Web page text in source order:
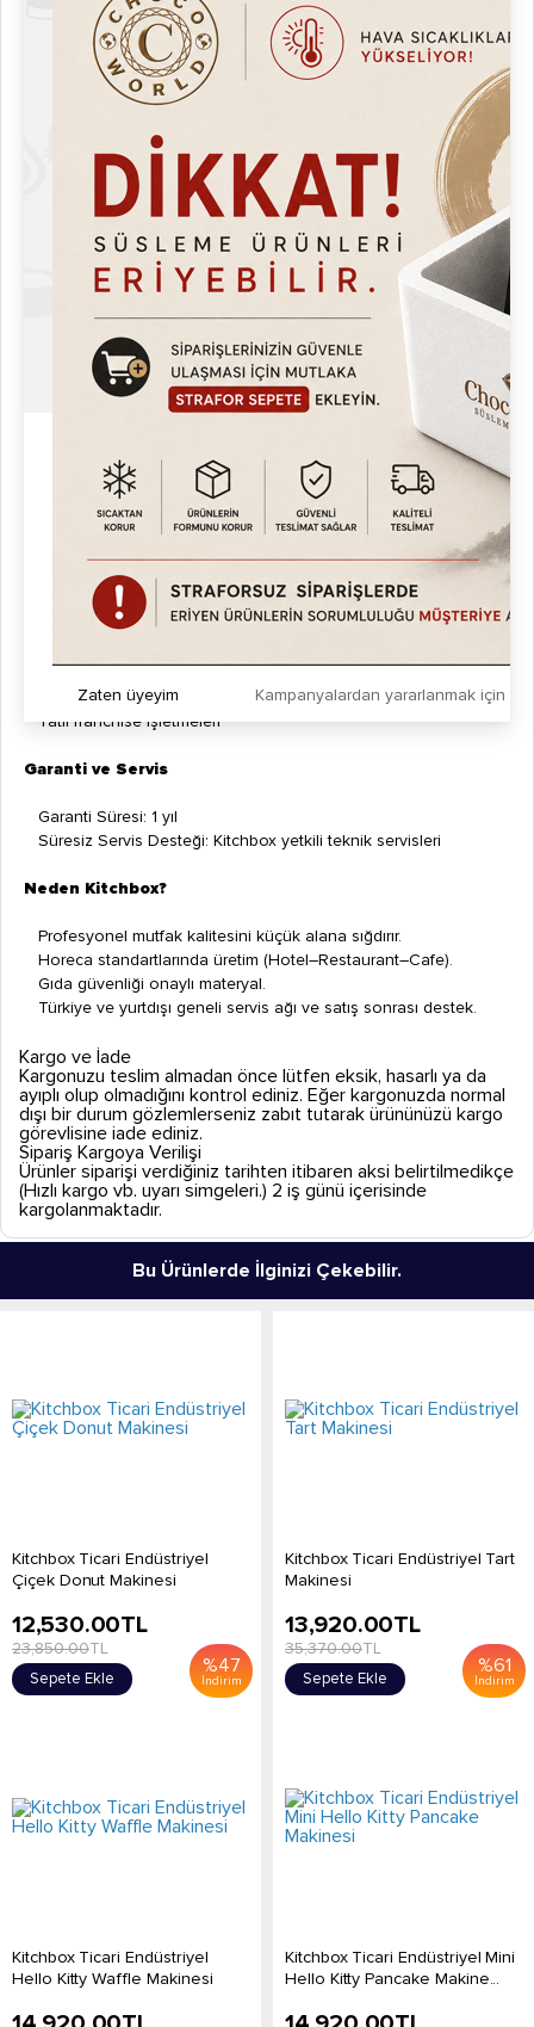
için uygundur.
Ergonomik Kullanım: Pişirme süresi ayarı kolay.
Güvenli Kullanım: Isıya dayanıklı sap ve kaymaz ayaklar.
Kolay Temizlik: Kalıp yüzeyi ve dış gövde nemli bezle silinebilir.
Profesyonel Görünüm: Cilalı metal dış yüzey, modern
Hijyen ve Güvenlik
Paslanmaz çelik gövde, uzun ömürlü ve hijyeniktir.
Yapışmaz yüzey, gıda kalıntısı birikimini önler.
Yüksek sıcaklık koruması ve termostat güvenliği.
Gıda güvenliği onayı mevcuttur.
CE standartlarına uygun üretim.
Paket İçeriği
1 Adet Kitchbox Ticari Endüstriyel Donut Makinesi
Garanti Belgesi (1 yıl)
Süper Mix Reçete Kitapçığı
Chocoworld Hediye Paketi
Uygulama Alanları
Kafe ve restoran mutfakları
Tatlı barları, fast food zincirleri
Okul, üniversite, hastane kantinleri
Tatlı franchise işletmeleri
Garanti ve Servis
Garanti Süresi: 1 yıl
Süresiz Servis Desteği: Kitchbox yetkili teknik servisleri
Neden Kitchbox?
Profesyonel mutfak kalitesini küçük alana sığdırır.
Horeca standartlarında üretim (Hotel–Restaurant–Cafe).
Gıda güvenliği onaylı materyal.
Türkiye ve yurtdışı geneli servis ağı ve satış sonrası destek.
Kargo ve İade
Kargonuzu teslim almadan önce lütfen eksik, hasarlı ya da
ayıplı olup olmadığını kontrol ediniz. Eğer kargonuzda normal
dışı bir durum gözlemlerseniz zabıt tutarak ürününüzü kargo
görevlisine iade ediniz.
Sipariş Kargoya Verilişi
Ürünler siparişi verdiğiniz tarihten itibaren aksi belirtilmedikçe
(Hızlı kargo vb. uyarı simgeleri.) 2 iş günü içerisinde
kargolanmaktadır.
Bu Ürünlerde İlginizi Çekebilir.
Kitchbox Ticari Endüstriyel
Çiçek Donut Makinesi
%47
İndirim
12,530.00TL
23,850.00TL
Sepete Ekle
Kitchbox Ticari Endüstriyel Tart
Makinesi
%61
İndirim
13,920.00TL
35,370.00TL
Sepete Ekle
Kitchbox Ticari Endüstriyel
Hello Kitty Waffle Makinesi
Kitchbox Ticari Endüstriyel Mini
Hello Kitty Pancake Makine...
Kampanyalardan yararlanmak için
Zaten üyeyim